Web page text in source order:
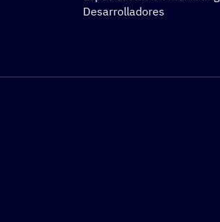
Desarrolladores